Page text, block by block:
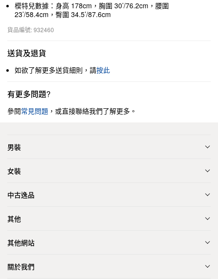
模特兒數據：身高 178cm，胸圍 30’/76.2cm，腰圍
23’/58.4cm，臀圍 34.5’/87.6cm
貨品編號: 932460
送貨及退貨
如欲了解更多送貨細則，請按此
有更多問題?
參閱常見問題 ，或直接聯絡我們了解更多。
男裝
女裝
中古逸品
其他
其他網站
關於我們